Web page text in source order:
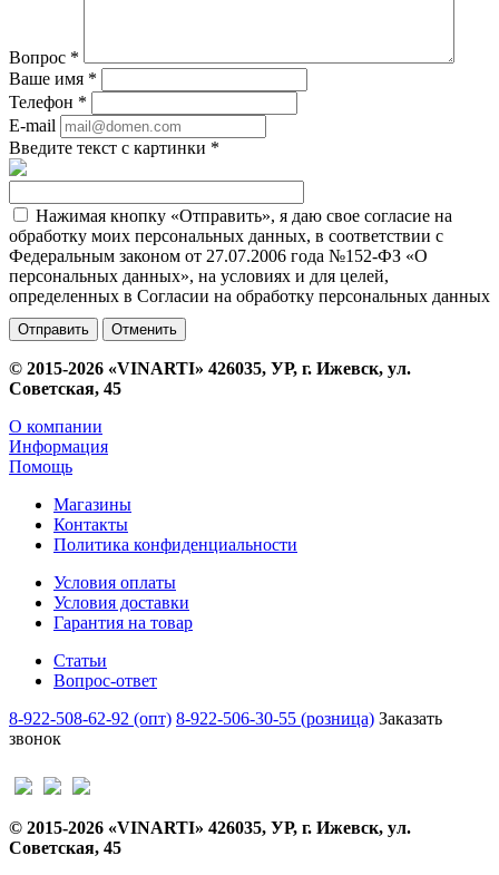
Вопрос *
Ваше имя *
Телефон *
E-mail
Введите текст с картинки *
Нажимая кнопку «Отправить», я даю свое согласие на
обработку моих персональных данных, в соответствии с
Федеральным законом от 27.07.2006 года №152-ФЗ «О
персональных данных», на условиях и для целей,
определенных в Согласии на обработку персональных данных
Отменить
© 2015-2026 «VINARTI» 426035, УР, г. Ижевск, ул.
Советская, 45
О компании
Информация
Помощь
Магазины
Контакты
Политика конфиденциальности
Условия оплаты
Условия доставки
Гарантия на товар
Статьи
Вопрос-ответ
8-922-508-62-92 (опт) 8-922-506-30-55 (розница) Заказать
звонок
© 2015-2026 «VINARTI» 426035, УР, г. Ижевск, ул.
Советская, 45